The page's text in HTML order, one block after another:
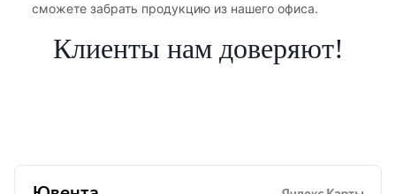
сможете забрать продукцию из нашего офиса.
Клиенты нам доверяют!